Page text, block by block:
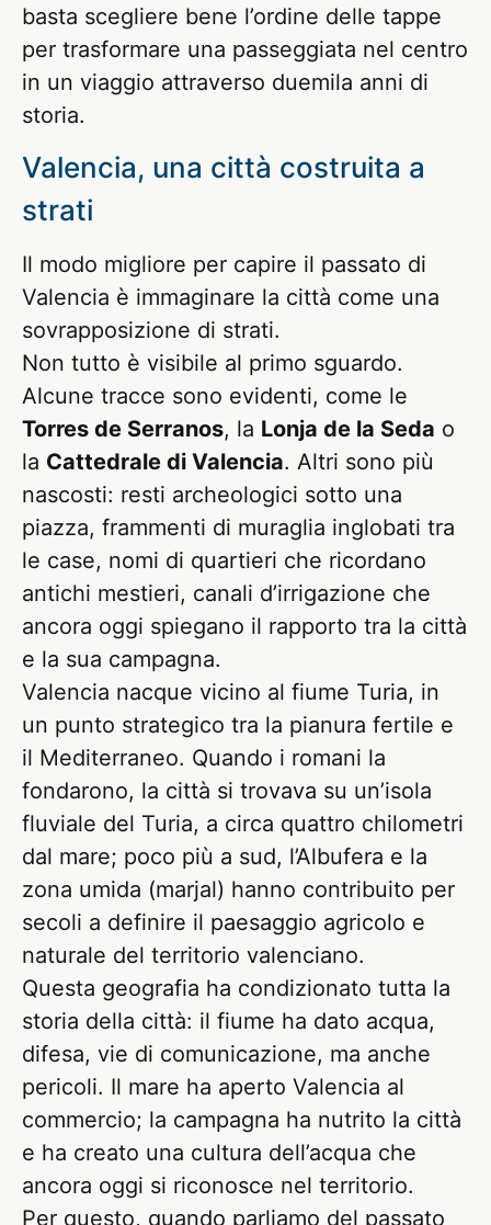
basta scegliere bene l’ordine delle tappe
per trasformare una passeggiata nel centro
in un viaggio attraverso duemila anni di
storia.
Valencia, una città costruita a
strati
Il modo migliore per capire il passato di
Valencia è immaginare la città come una
sovrapposizione di strati.
Non tutto è visibile al primo sguardo.
Alcune tracce sono evidenti, come le
Torres de Serranos, la Lonja de la Seda o
la Cattedrale di Valencia. Altri sono più
nascosti: resti archeologici sotto una
piazza, frammenti di muraglia inglobati tra
le case, nomi di quartieri che ricordano
antichi mestieri, canali d’irrigazione che
ancora oggi spiegano il rapporto tra la città
e la sua campagna.
Valencia nacque vicino al fiume Turia, in
un punto strategico tra la pianura fertile e
il Mediterraneo. Quando i romani la
fondarono, la città si trovava su un’isola
fluviale del Turia, a circa quattro chilometri
dal mare; poco più a sud, l’Albufera e la
zona umida (marjal) hanno contribuito per
secoli a definire il paesaggio agricolo e
naturale del territorio valenciano.
Questa geografia ha condizionato tutta la
storia della città: il fiume ha dato acqua,
difesa, vie di comunicazione, ma anche
pericoli. Il mare ha aperto Valencia al
commercio; la campagna ha nutrito la città
e ha creato una cultura dell’acqua che
ancora oggi si riconosce nel territorio.
Per questo, quando parliamo del passato